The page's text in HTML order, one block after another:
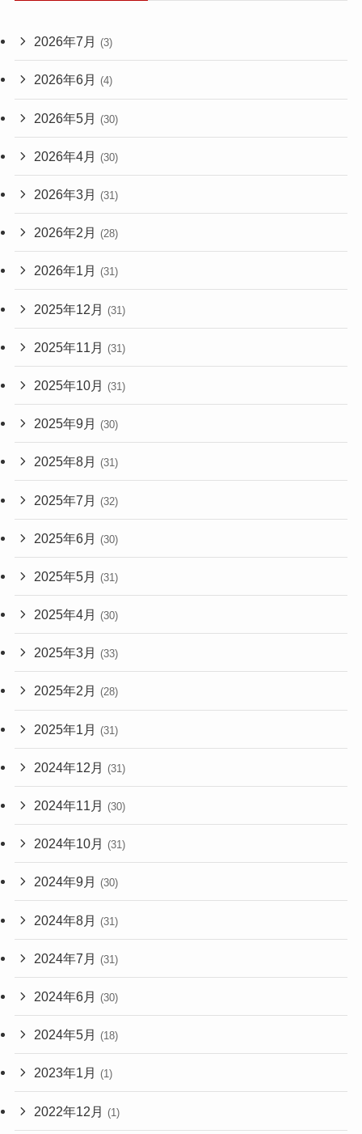
2026年7月 (3)
2026年6月 (4)
2026年5月 (30)
2026年4月 (30)
2026年3月 (31)
2026年2月 (28)
2026年1月 (31)
2025年12月 (31)
2025年11月 (31)
2025年10月 (31)
2025年9月 (30)
2025年8月 (31)
2025年7月 (32)
2025年6月 (30)
2025年5月 (31)
2025年4月 (30)
2025年3月 (33)
2025年2月 (28)
2025年1月 (31)
2024年12月 (31)
2024年11月 (30)
2024年10月 (31)
2024年9月 (30)
2024年8月 (31)
2024年7月 (31)
2024年6月 (30)
2024年5月 (18)
2023年1月 (1)
2022年12月 (1)